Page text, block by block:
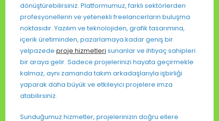
dönüştürebilirsiniz. Platformumuz, farklı sektörlerden
profesyonellerin ve yetenekli freelancerların buluşma
noktasıdır. Yazılım ve teknolojiden, grafik tasarımına,
içerik üretiminden, pazarlamaya kadar geniş bir
yelpazedeproje hizmetleri sunanlar ve ihtiyaç sahipleri
bir araya gelir. Sadece projelerinizi hayata geçirmekle
kalmaz, aynı zamanda takım arkadaşlarıyla işbirliği
yaparak daha büyük ve etkileyici projelere imza
atabilirsiniz.
Sunduğumuz hizmetler, projelerinizin doğru ellere